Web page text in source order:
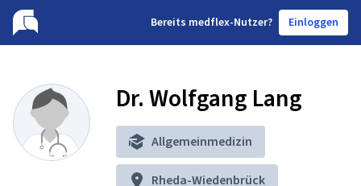
Bereits medflex-Nutzer? Einloggen
Dr. Wolfgang Lang
Allgemeinmedizin
Rheda-Wiedenbrück